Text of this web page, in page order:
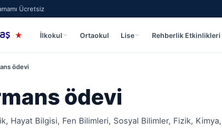
Ücretsiz
İlkokul Ortaokul Lise Rehberlik Etkinlikleri
ödevi
ödevi
Hayat Bilgisi, Fen Bilimleri, Sosyal Bilimler, Fizik,